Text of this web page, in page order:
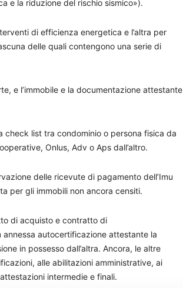
e la riduzione del rischio sismico»).
di efficienza energetica e l’altra per
delle quali contengono una serie di
e l’immobile e la documentazione attestante
list tra condominio o persona fisica da
Onlus, Adv o Aps dall’altro.
delle ricevute di pagamento dell’Imu
per gli immobili non ancora censiti.
di acquisto e contratto di
autocertificazione attestante la
in possesso dall’altra. Ancora, le altre
alle abilitazioni amministrative, ai
intermedie e finali.